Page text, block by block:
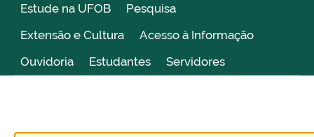
Estude na UFOB
Pesquisa
Extensão e Cultura
Acesso à Informação
Ouvidoria
Estudantes Servidores